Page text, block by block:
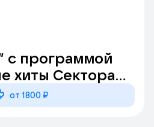
с программой
хиты Сектора
от 1800 ₽